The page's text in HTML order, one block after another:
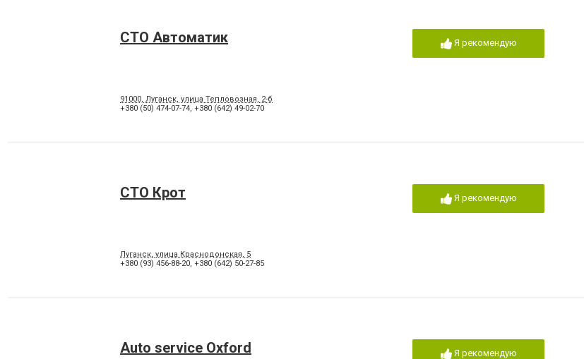
СТО Автоматик
91000, Луганск, улица Тепловозная, 2-б
+380 (50) 474-07-74, +380 (642) 49-02-70
Я рекомендую
СТО Крот
Луганск, улица Краснодонская, 5
+380 (93) 456-88-20, +380 (642) 50-27-85
Я рекомендую
Auto service Oxford Я рекомендую